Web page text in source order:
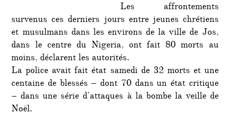
Les affrontements
survenus ces derniers jours entre jeunes chrétiens
et musulmans dans les environs de la ville de Jos,
dans le centre du Nigeria, ont fait 80 morts au
moins, déclarent les autorités.
La police avait fait état samedi de 32 morts et une
centaine de blessés – dont 70 dans un état critique
– dans une série d’attaques à la bombe la veille de
Noël.